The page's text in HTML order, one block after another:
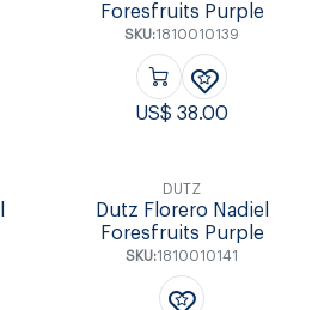
Foresfruits Purple
SKU:1810010139
US$38.00
DUTZ
Dutz Florero Nadiel
Foresfruits Purple
SKU:1810010141